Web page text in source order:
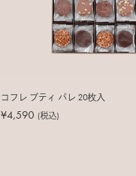
コフレ プティ パレ 20枚入
¥4,590 (税込)